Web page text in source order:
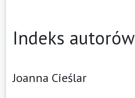
Indeks autorów
Joanna Cieślar